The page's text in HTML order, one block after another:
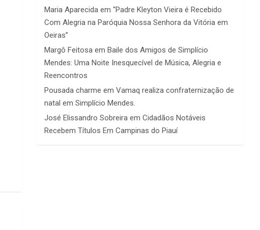
Maria Aparecida em“Padre Kleyton Vieira é Recebido
Com Alegria na Paróquia Nossa Senhora da Vitória em
Oeiras”
Margô Feitosa emBaile dos Amigos de Simplício
Mendes: Uma Noite Inesquecível de Música, Alegria e
Reencontros
Pousada charme emVamaq realiza confraternização de
natal em Simplício Mendes.
José Elissandro Sobreira emCidadãos Notáveis
Recebem Títulos Em Campinas do Piauí